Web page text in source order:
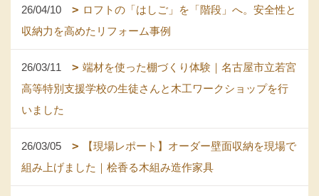
26/04/10
ロフトの「はしご」を「階段」へ。安全性と
収納力を高めたリフォーム事例
26/03/11
端材を使った棚づくり体験｜名古屋市立若宮
高等特別支援学校の生徒さんと木工ワークショップを行
いました
26/03/05
【現場レポート】オーダー壁面収納を現場で
組み上げました｜桧香る木組み造作家具